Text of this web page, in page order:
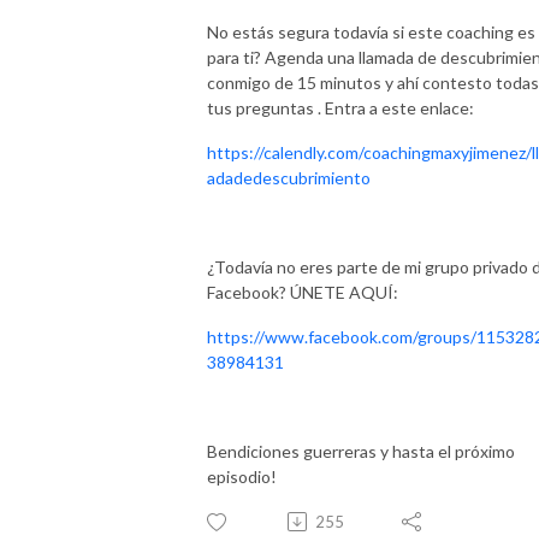
No estás segura todavía si este coaching es
para ti? Agenda una llamada de
conmigo de 15 minutos y ahí contesto todas
tus preguntas . Entra a este enlace:
https://calendly.com/coachingmaxyjimenez/
adadedescubrimiento
¿Todavía no eres parte de mi grupo privado
Facebook? ÚNETE AQUÍ:
https://www.facebook.com/groups/
38984131
Bendiciones guerreras y hasta el próximo
episodio!
255